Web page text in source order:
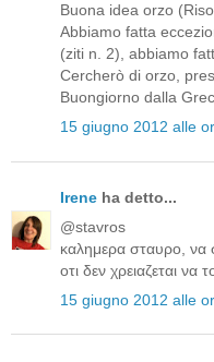
Buona idea orzo
Abbiamo fatta
(ziti n. 2), abbiamo
Cercherò di orzo,
Buongiorno dalla
15 giugno 2012 alle
Irene ha detto...
@stavros
καλημερα σταυρο, να
οτι δεν χρειαζεται να
15 giugno 2012 alle